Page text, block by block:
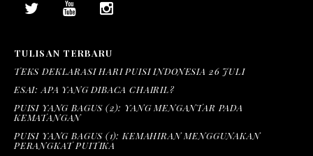
TULISAN TERBARU
TEKS DEKLARASI HARI PUISI INDONESIA 26 JULI
ESAI: APA YANG DIBACA CHAIRIL?
PUISI YANG BAGUS (2): YANG MENGANTAR PADA
KEMATANGAN
PUISI YANG BAGUS (1): KEMAHIRAN MENGGUNAKAN
PERANGKAT PUITIKA